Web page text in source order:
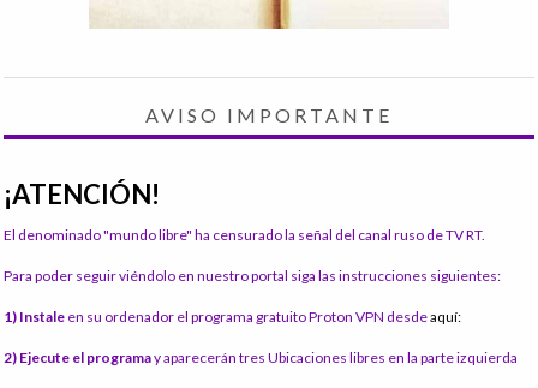
AVISO IMPORTANTE
¡ATENCIÓN!
El denominado "mundo libre" ha censurado la señal del canal ruso de TV RT.
Para poder seguir viéndolo en nuestro portal siga las instrucciones siguientes:
1) Instale en su ordenador el programa gratuito Proton VPN desdeaquí:
2) Ejecute el programay aparecerán tres Ubicaciones libres en la parte izquierda